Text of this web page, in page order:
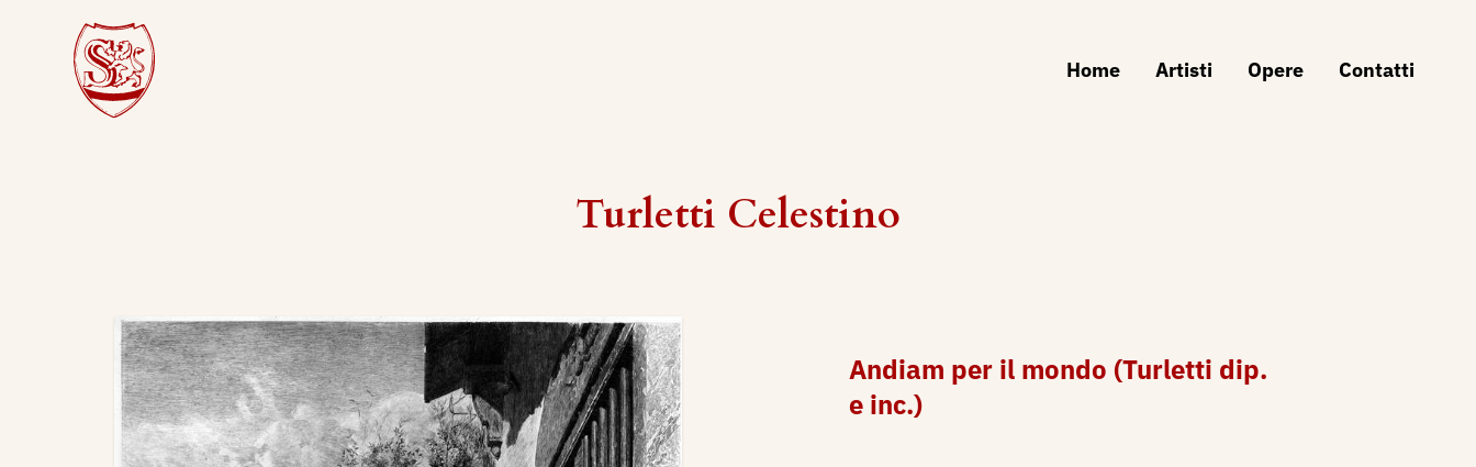
Home Artisti Opere Contatti
Turletti Celestino
Andiam per il mondo (Turletti dip.
e inc.)